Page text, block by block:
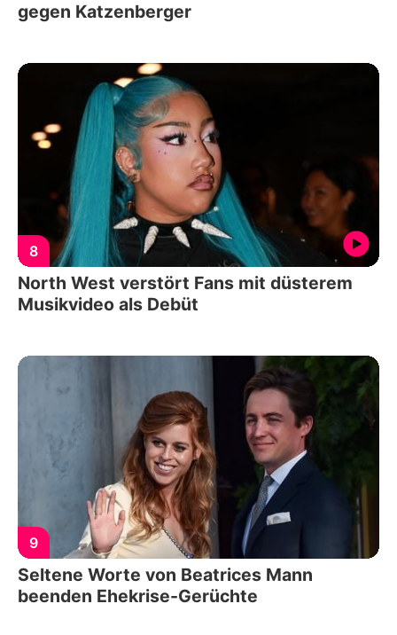
gegen Katzenberger
8
North West verstört Fans mit düsterem
Musikvideo als Debüt
9
Seltene Worte von Beatrices Mann
beenden Ehekrise-Gerüchte